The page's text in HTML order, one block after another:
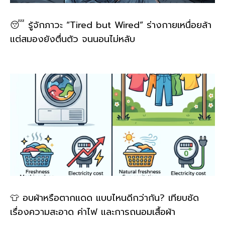
😴 รู้จักภาวะ “Tired but Wired” ร่างกายเหนื่อยล้า
แต่สมองยังตื่นตัว จนนอนไม่หลับ
👕 อบผ้าหรือตากแดด แบบไหนดีกว่ากัน? เทียบชัด
เรื่องความสะอาด ค่าไฟ และการถนอมเสื้อผ้า